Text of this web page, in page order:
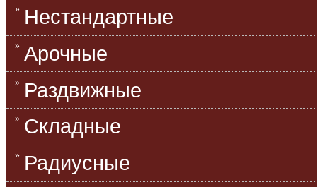
Нестандартные
Арочные
Раздвижные
Складные
Радиусные